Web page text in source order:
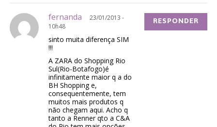
fernanda
23/01/2013 -
10h48
sinto muita diferença SIM
!!!
A ZARA do Shopping Rio
Sul(Rio-Botafogo)é
infinitamente maior q a do
BH Shopping e,
consequentemente, tem
muitos mais produtos q
não chegam aqui. Acho q
tanto a Renner qto a C&A
RESPONDER